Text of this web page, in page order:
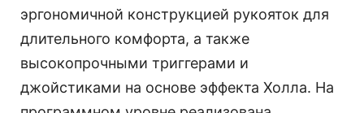
эргономичной конструкцией рукояток для
длительного комфорта, а также
высокопрочными триггерами и
джойстиками на основе эффекта Холла. На